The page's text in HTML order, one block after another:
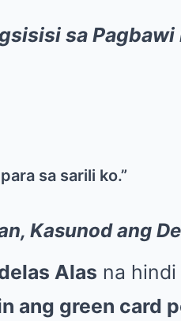
sa Pagbawi
sa sarili ko.”
Kasunod ang
Alas na hindi
ang green card